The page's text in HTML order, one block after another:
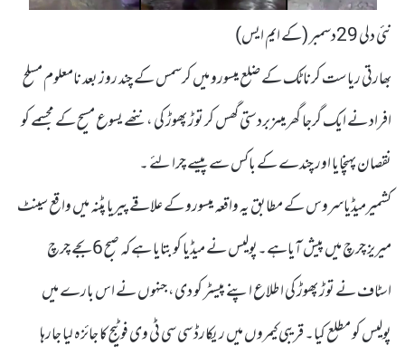
نئی دلی 29دسمبر (کے ایم ایس)
بھارتی ریاست کرناٹک کے ضلع میسورو میں کرسمس کے چند روز بعد نامعلوم مسلح
افراد نے ایک گرجا گھر میںزبردستی گھس کر توڑ پھوڑ کی ، ننھے یسوع مسیح کے مجسمے کو
نقصان پہنچایا اور چندے کے باکس سے پیسے چرا لئے ۔
کشمیرمیڈیاسروس کے مطابق یہ واقعہ میسورو کے علاقے پیریا پٹنہ میں واقع سینٹ
میریز چرچ میں پیش آیاہے۔پولیس نے میڈیا کو بتایا ہے کہ صبح 6 بجے چرچ
اسٹاف نے توڑ پھوڑ کی اطلاع اپنے پیسٹر کو دی، جنہوں نے اس بارے میں
پولیس کو مطلع کیا۔ قریبی کیمروں میں ریکارڈ سی سی ٹی وی فوٹیج کا جائزہ لیا جارہا